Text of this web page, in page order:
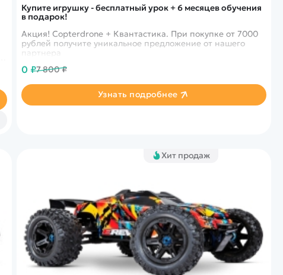
Купите игрушку - бесплатный урок + 6 месяцев обучения
в подарок!
Акция! Copterdrone + Квантастика. При покупке от 7000
рублей получите уникальное предложение от нашего
партнера
0 ₽7 800 ₽
Узнать подробнее
Хит продаж